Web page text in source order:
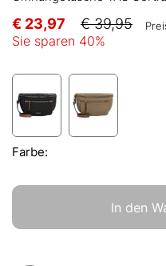
€ 23,97 € 39,95
Sie sparen 40%
Farbe:
In den